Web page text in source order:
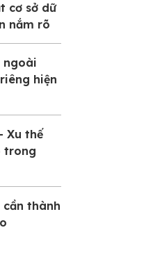
cơ sở dữ
nắm rõ
ngoài
hiện
Xu thế
trong
thành